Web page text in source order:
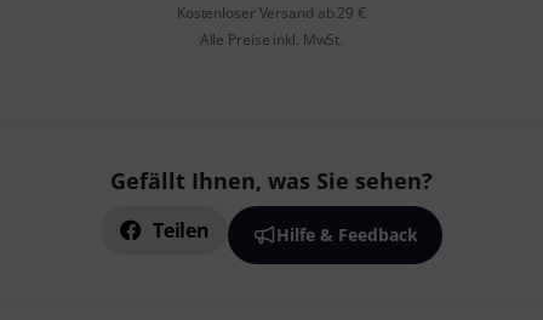
Kostenloser Versand ab 29 €
Alle Preise inkl. MwSt.
Gefällt Ihnen, was Sie sehen?
Teilen Hilfe & Feedback